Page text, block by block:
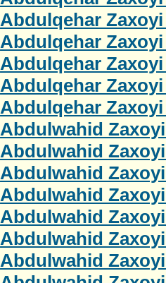
Abdulqehar
Abdulqehar Zaxoyi
Abdulqehar
Abdulqehar
Abdulqehar
Abdulwahid
Abdulwahid
Abdulwahid
Abdulwahid
Abdulwahid
Abdulwahid
Abdulwahid